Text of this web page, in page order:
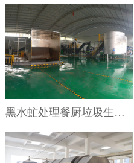
黑水虻处理餐厨垃圾生产线